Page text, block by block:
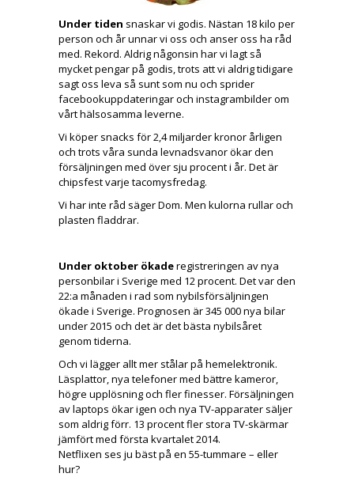
Under tiden snaskar vi godis. Nästan 18 kilo per
person och år unnar vi oss och anser oss ha råd
med. Rekord. Aldrig någonsin har vi lagt så
mycket pengar på godis, trots att vi aldrig tidigare
sagt oss leva så sunt som nu och sprider
facebookuppdateringar och instagrambilder om
vårt hälsosamma leverne.
Vi köper snacks för 2,4 miljarder kronor årligen
och trots våra sunda levnadsvanor ökar den
försäljningen med över sju procent i år. Det är
chipsfest varje tacomysfredag.
Vi har inte råd säger Dom. Men kulorna rullar och
plasten fladdrar.
Under oktober ökaderegistreringen av nya
personbilar i Sverige med 12 procent. Det var den
22:a månaden i rad som nybilsförsäljningen
ökade i Sverige. Prognosen är 345 000 nya bilar
under 2015 och det är det bästa nybilsåret
genom tiderna.
Och vi lägger allt mer stålar på hemelektronik.
Läsplattor, nya telefoner med bättre kameror,
högre upplösning och fler finesser. Försäljningen
av laptops ökar igen och nya TV-apparater säljer
som aldrig förr. 13 procent fler stora TV-skärmar
jämfört med första kvartalet 2014.
Netflixen ses ju bäst på en 55-tummare – eller
hur?